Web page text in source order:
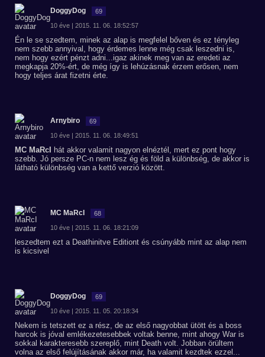
DoggyDog 69
10 éve | 2015. 11. 06. 18:52:57
Én le se szedtem, minek az alap is megfelel bőven és ez tényleg
nem szebb annyival, hogy érdemes lenne még csak leszedni is,
nem hogy ezért pénzt adni...igaz akinek meg van az eredeti az
megkapja 20%-ért, de még így is lehúzásnak érzem erősen, nem
hogy teljes árat fizetni érte.
Arnybiro 69
10 éve | 2015. 11. 06. 18:49:51
MC MaRcI
hát akkor valamit nagyon elnéztél, mert ez pont hogy
szebb. Jó persze PC-n nem lesz ég és föld a különbség, de akkor is
látható különbség van a kettő verzió között.
MC MaRcI 68
10 éve | 2015. 11. 06. 18:21:09
leszedtem ezt a Deathinitve Editiont és csúnyább mint az alap nem
is kicsivel
DoggyDog 69
10 éve | 2015. 11. 05. 20:18:34
Nekem is tetszett ez a rész, de az első nagyobbat ütött és a boss
harcok is jóval emlékezetesebbek voltak benne, mint ahogy War is
sokkal karakteresebb szereplő, mint Death volt. Jobban örültem
volna az első felújításának akkor már, ha valamit kezdtek ezzel...